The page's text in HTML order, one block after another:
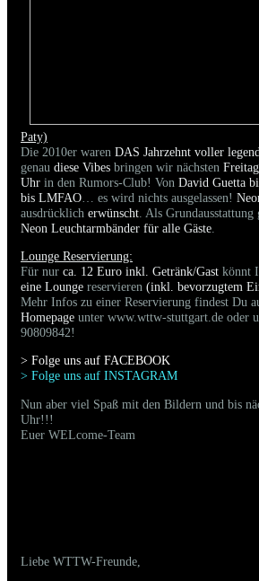
Paty)
Die 2010er waren DAS Jahrzehnt voller
genau diese Vibes bringen wir nächsten
Uhr in den Rumors-Club! Von David Guetta
bis LMFAO … es wird nichts ausgelassen!
ausdrücklich erwünscht . Als
Neon Leuchtarmbänder für alle Gäste
Lounge Reservierung:
Für nur ca. 12 Euro inkl. Getränk/Gast könnt
eine Lounge reservieren (inkl. bevorzugtem
Mehr Infos zu einer Reservierung findest Du
Homepage unter www.wttw-stuttgart.de oder
90809842!
> Folge uns auf FACEBOOK
> Folge uns auf INSTAGRAM
Nun aber viel Spaß mit den Bildern und bis
Uhr!!!
Euer WELcome-Team
Liebe WTTW-Freunde,